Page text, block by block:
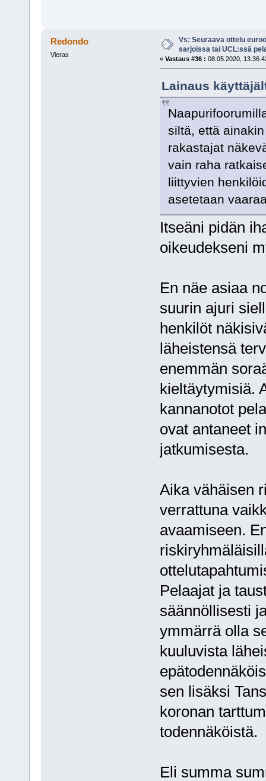
Redondo
Vieras
Vs: Seuraava ottelu
sarjoissa tai UCL:ssä
« Vastaus #36 : 08.05.2020,
Lainaus
siltä, että
rakastajat
vain raha
liittyvien
asetetaan
Itseäni pidän
oikeudekseni
En näe asiaa
suurin ajuri
henkilöt
läheistensä
enemmän
kieltäytymisiä.
kannanotot
ovat antaneet
jatkumisesta.
Aika vähäisen
verrattuna
avaamiseen.
Pelaajat ja
säännöllisesti
ymmärrä olla
kuuluvista
sen lisäksi
koronan
todennäköistä.
Eli summa